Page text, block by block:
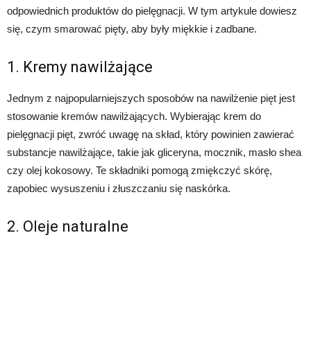
odpowiednich produktów do pielęgnacji. W tym artykule dowiesz
się, czym smarować pięty, aby były miękkie i zadbane.
1. Kremy nawilżające
Jednym z najpopularniejszych sposobów na nawilżenie pięt jest
stosowanie kremów nawilżających. Wybierając krem do
pielęgnacji pięt, zwróć uwagę na skład, który powinien zawierać
substancje nawilżające, takie jak gliceryna, mocznik, masło shea
czy olej kokosowy. Te składniki pomogą zmiękczyć skórę,
zapobiec wysuszeniu i złuszczaniu się naskórka.
2. Oleje naturalne